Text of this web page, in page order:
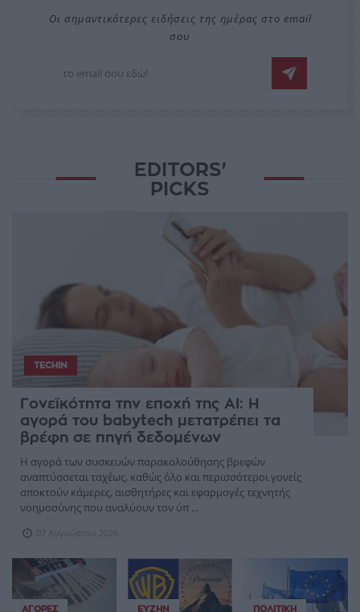
Οι σημαντικότερες ειδήσεις της ημέρας στο email
σου
EDITORS'
PICKS
TECHIN
Γονεϊκότητα την εποχή της AI: Η
αγορά του babytech μετατρέπει τα
βρέφη σε πηγή δεδομένων
Η αγορά των συσκευών παρακολούθησης βρεφών
αναπτύσσεται ταχέως, καθώς όλο και περισσότεροι γονείς
αποκτούν κάμερες, αισθητήρες και εφαρμογές τεχνητής
νοημοσύνης που αναλύουν τον ύπ ...
07 Αυγούστου 2026
ΑΓΟΡΈΣ ΕΥΖΗΝ ΠΟΛΙΤΙΚΉ